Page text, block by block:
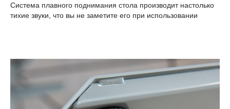
Система плавного поднимания стола производит настолько
тихие звуки, что вы не заметите его при использовании